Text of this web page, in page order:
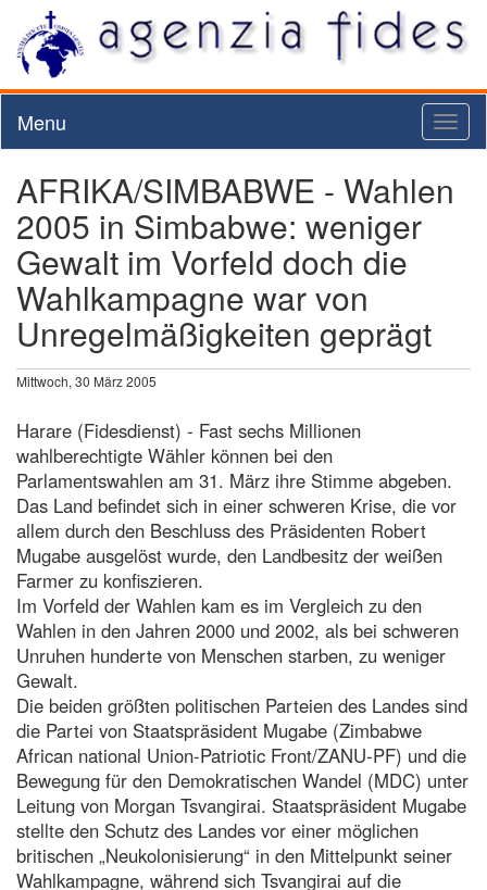
Menu
AFRIKA/SIMBABWE - Wahlen
2005 in Simbabwe: weniger
Gewalt im Vorfeld doch die
Wahlkampagne war von
Unregelmäßigkeiten geprägt
Mittwoch, 30 März 2005
Harare (Fidesdienst) - Fast sechs Millionen
wahlberechtigte Wähler können bei den
Parlamentswahlen am 31. März ihre Stimme abgeben.
Das Land befindet sich in einer schweren Krise, die vor
allem durch den Beschluss des Präsidenten Robert
Mugabe ausgelöst wurde, den Landbesitz der weißen
Farmer zu konfiszieren.
Im Vorfeld der Wahlen kam es im Vergleich zu den
Wahlen in den Jahren 2000 und 2002, als bei schweren
Unruhen hunderte von Menschen starben, zu weniger
Gewalt.
Die beiden größten politischen Parteien des Landes sind
die Partei von Staatspräsident Mugabe (Zimbabwe
African national Union-Patriotic Front/ZANU-PF) und die
Bewegung für den Demokratischen Wandel (MDC) unter
Leitung von Morgan Tsvangirai. Staatspräsident Mugabe
stellte den Schutz des Landes vor einer möglichen
britischen „Neukolonisierung“ in den Mittelpunkt seiner
Wahlkampagne, während sich Tsvangirai auf die